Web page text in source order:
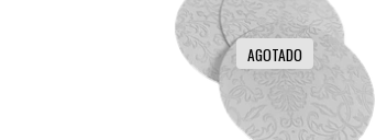
AGOTADO